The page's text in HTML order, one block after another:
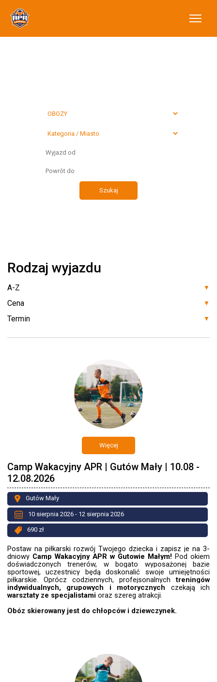
Szukaj
Rodzaj wyjazdu
▼
▼
▼
Więcej
Camp Wakacyjny APR | Gutów Mały | 10.08 -
12.08.2026
Gutów Mały
10 sierpnia 2026 - 12 sierpnia 2026
690 zł
Postaw na piłkarski rozwój Twojego dziecka i zapisz je na 3-
dniowy Camp Wakacyjny APR w Gutowie Małym! Pod okiem
doświadczonych trenerów, w bogato wyposażonej bazie
sportowej, uczestnicy będą doskonalić swoje umiejętności
piłkarskie. Oprócz codziennych, profejsonalnychtreningów
indywidualnych, grupowych i motorycznych czekają ich
warsztaty ze specjalistami oraz szereg atrakcji.
Obóz skierowany jest do chłopców i dziewczynek.